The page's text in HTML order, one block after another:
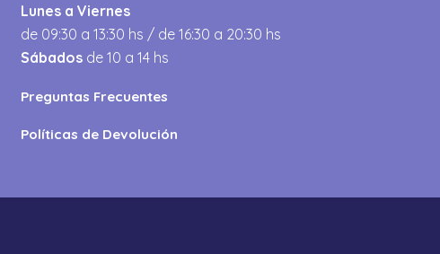
Lunes a Viernes
de 09:30 a 13:30 hs / de 16:30 a 20:30 hs
Sábados de 10 a 14 hs
Preguntas Frecuentes
Políticas de Devolución